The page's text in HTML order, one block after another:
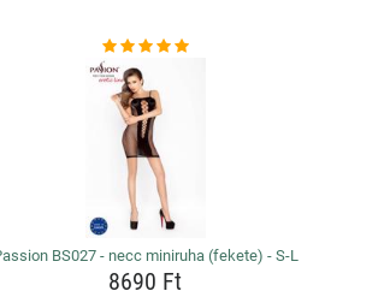
BS027 - necc miniruha (fekete) - S-L
8690 Ft